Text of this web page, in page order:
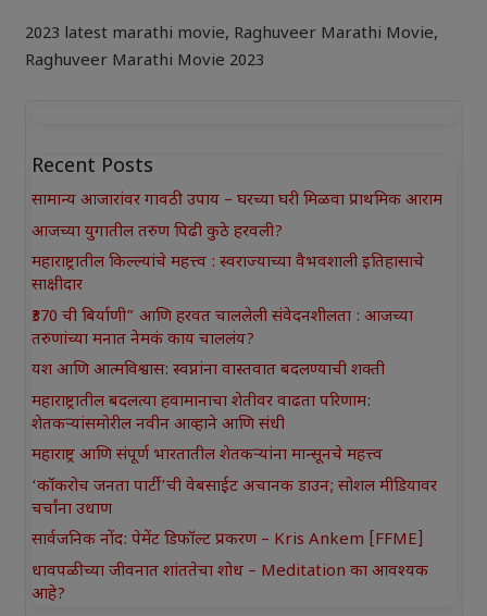
2023 latest marathi movie, Raghuveer Marathi Movie,
Raghuveer Marathi Movie 2023
Recent Posts
सामान्य आजारांवर गावठी उपाय – घरच्या घरी मिळवा प्राथमिक आराम
आजच्या युगातील तरुण पिढी कुठे हरवली?
महाराष्ट्रातील किल्ल्यांचे महत्त्व : स्वराज्याच्या वैभवशाली इतिहासाचे
साक्षीदार
₹370 ची बिर्याणी” आणि हरवत चाललेली संवेदनशीलता : आजच्या
तरुणांच्या मनात नेमकं काय चाललंय?
यश आणि आत्मविश्वास: स्वप्नांना वास्तवात बदलण्याची शक्ती
महाराष्ट्रातील बदलत्या हवामानाचा शेतीवर वाढता परिणाम:
शेतकऱ्यांसमोरील नवीन आव्हाने आणि संधी
महाराष्ट्र आणि संपूर्ण भारतातील शेतकऱ्यांना मान्सूनचे महत्त्व
‘कॉकरोच जनता पार्टी’ची वेबसाईट अचानक डाउन; सोशल मीडियावर
चर्चांना उधाण
सार्वजनिक नोंद: पेमेंट डिफॉल्ट प्रकरण – Kris Ankem [FFME]
धावपळीच्या जीवनात शांततेचा शोध – Meditation का आवश्यक
आहे?